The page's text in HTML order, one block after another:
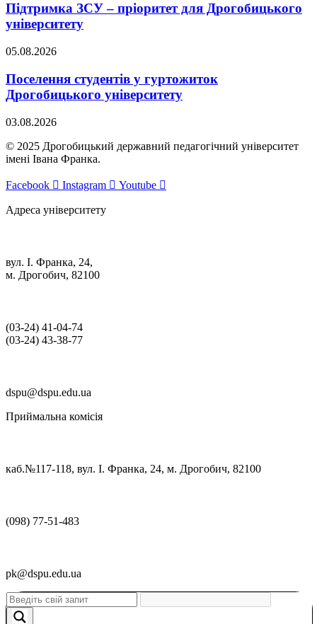
Підтримка ЗСУ – пріоритет для Дрогобицького
університету
05.08.2026
Поселення студентів у гуртожиток
Дрогобицького університету
03.08.2026
© 2025 Дрогобицький державний педагогічний університет
імені Івана Франка.
Facebook Instagram Youtube
Адреса університету
вул. І. Франка, 24,
м. Дрогобич, 82100
(03‑24) 41‑04‑74
(03‑24) 43‑38‑77
dspu@dspu.edu.ua
Приймальна комісія
каб.№117-118, вул. І. Франка, 24, м. Дрогобич, 82100
(098) 77-51-483
pk@dspu.edu.ua